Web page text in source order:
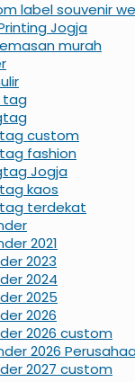
label souvenir
Jogja
murah
tag
custom
fashion
Jogja
kaos
terdekat
2021
2023
2024
2025
2026
2026 custom
2026
2027 custom